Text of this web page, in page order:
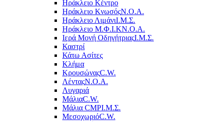
Ηράκλειο Κέντρο
Ηράκλειο ΚνωσόςΝ.Ο.Α.
Ηράκλειο ΛιμάνιΙ.Μ.Σ.
Ηράκλειο Μ.Φ.Ι.ΚΝ.Ο.Α.
Ιερά Μονή ΟδηγήτριαςΙ.Μ.Σ.
Καστρί
Κάτω Ασίτες
Κλήμα
ΚρουσώναςC.W.
ΛένταςΝ.Ο.Α.
Λυγαριά
ΜάλιαC.W.
Μάλια CMPΙ.Μ.Σ.
ΜεσοχωριόC.W.